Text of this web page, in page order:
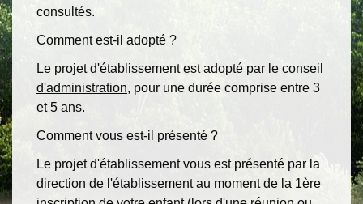
consultés.
Comment est-il adopté ?
Le projet d'établissement est adopté par le conseil
d'administration, pour une durée comprise entre 3
et 5 ans.
Comment vous est-il présenté ?
Le projet d'établissement vous est présenté par la
direction de l'établissement au moment de la 1ère